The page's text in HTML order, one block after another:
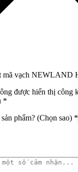
mã vạch NEWLAND
được hiển thị công
*
phẩm? (Chọn sao) *